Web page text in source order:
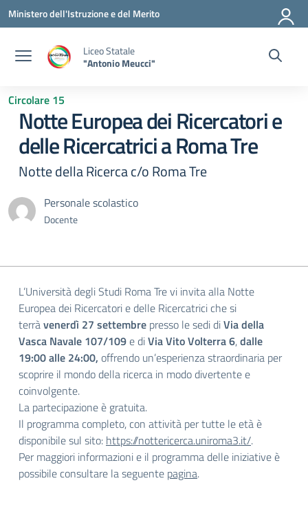
Vai ai contenuti
Vai al menu di navigazione
Vai al footer
Ministero dell'Istruzione e del Merito
Liceo Statale
"Antonio Meucci"
Circolare 15
Notte Europea dei Ricercatori e
delle Ricercatrici a Roma Tre
Notte della Ricerca c/o Roma Tre
Personale scolastico
Docente
L’Università degli Studi Roma Tre vi invita alla Notte
Europea dei Ricercatori e delle Ricercatrici che si
terràvenerdì 27 settembre presso le sedi diVia della
Vasca Navale 107/109e diVia Vito Volterra 6,dalle
19:00 alle 24:00, offrendo un’esperienza straordinaria per
scoprire il mondo della ricerca in modo divertente e
coinvolgente.
La partecipazione è gratuita.
Il programma completo, con attività per tutte le età è
disponibile sul sito: https://nottericerca.uniroma3.it/.
Per maggiori informazioni e il programma delle iniziative è
possibile consultare la seguente pagina.